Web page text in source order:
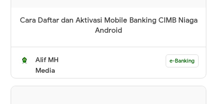
Cara Daftar dan Aktivasi Mobile Banking CIMB Niaga
Android
Alif MH
Media
e-Banking